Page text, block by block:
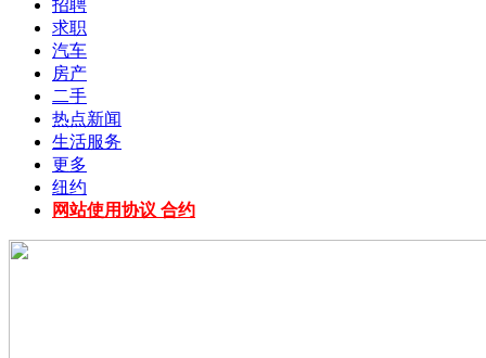
招聘
求职
汽车
房产
二手
热点新闻
生活服务
更多
纽约
网站使用协议 合约